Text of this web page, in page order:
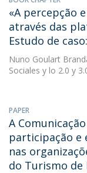
«A percepção
através das
Estudo de
Nuno Goulart
Sociales y lo 2.0 y
PAPER
A
participação e
nas
do Turismo de